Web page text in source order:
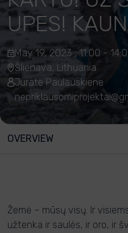
UPES!
May 19, 2023 , 11:00 -
Šlienava, Lithuania
Jurate Paulauskiene
OVERVIEW
Žemė – mūsų visų. Ir
užtenka ir saulės, ir oro, ir